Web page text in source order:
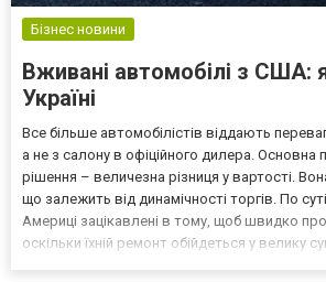
Бізнес новини
Вживані автомобілі з США:
Україні
Все більше автомобілістів віддають
а не з салону в офіційного дилера. Основна
рішення – величезна різниця у вартості.
що залежить від динамічності торгів. По
Америці зацікавлені в тому, щоб швидко
оскільки їхній ремонт обійдеться у велику